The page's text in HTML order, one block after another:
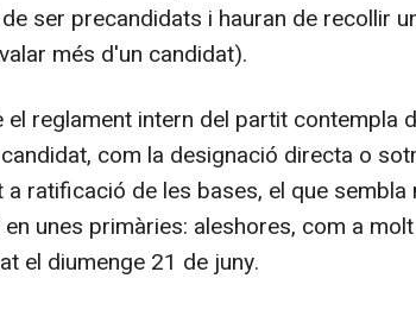
ser precandidats i hauran de recollir
més d'un candidat).
el reglament intern del partit contempla
com la designació directa o
a ratificació de les bases, el que
unes primàries: aleshores, com a
el diumenge 21 de juny.